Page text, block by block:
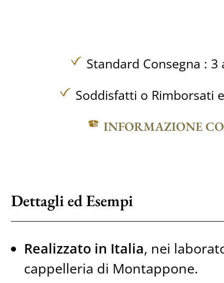
Standard Consegna : 3
Soddisfatti o Rimborsati
INFORMAZIONE
Dettagli ed Esempi
Realizzato in Italia, nei
cappelleria di Montappone.